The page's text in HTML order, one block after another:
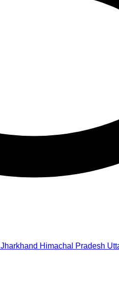
Jharkhand Himachal Pradesh